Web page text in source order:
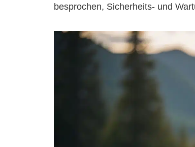
besprochen, Sicherheits- und